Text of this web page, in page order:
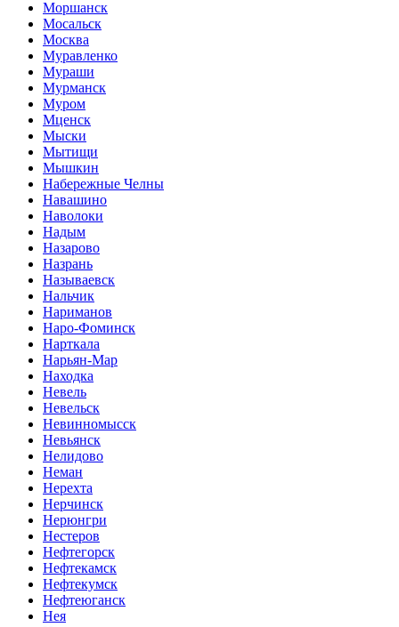
Моршанск
Мосальск
Москва
Муравленко
Мураши
Мурманск
Муром
Мценск
Мыски
Мытищи
Мышкин
Набережные Челны
Навашино
Наволоки
Надым
Назарово
Назрань
Называевск
Нальчик
Нариманов
Наро-Фоминск
Нарткала
Нарьян-Мар
Находка
Невель
Невельск
Невинномысск
Невьянск
Нелидово
Неман
Нерехта
Нерчинск
Нерюнгри
Нестеров
Нефтегорск
Нефтекамск
Нефтекумск
Нефтеюганск
Нея